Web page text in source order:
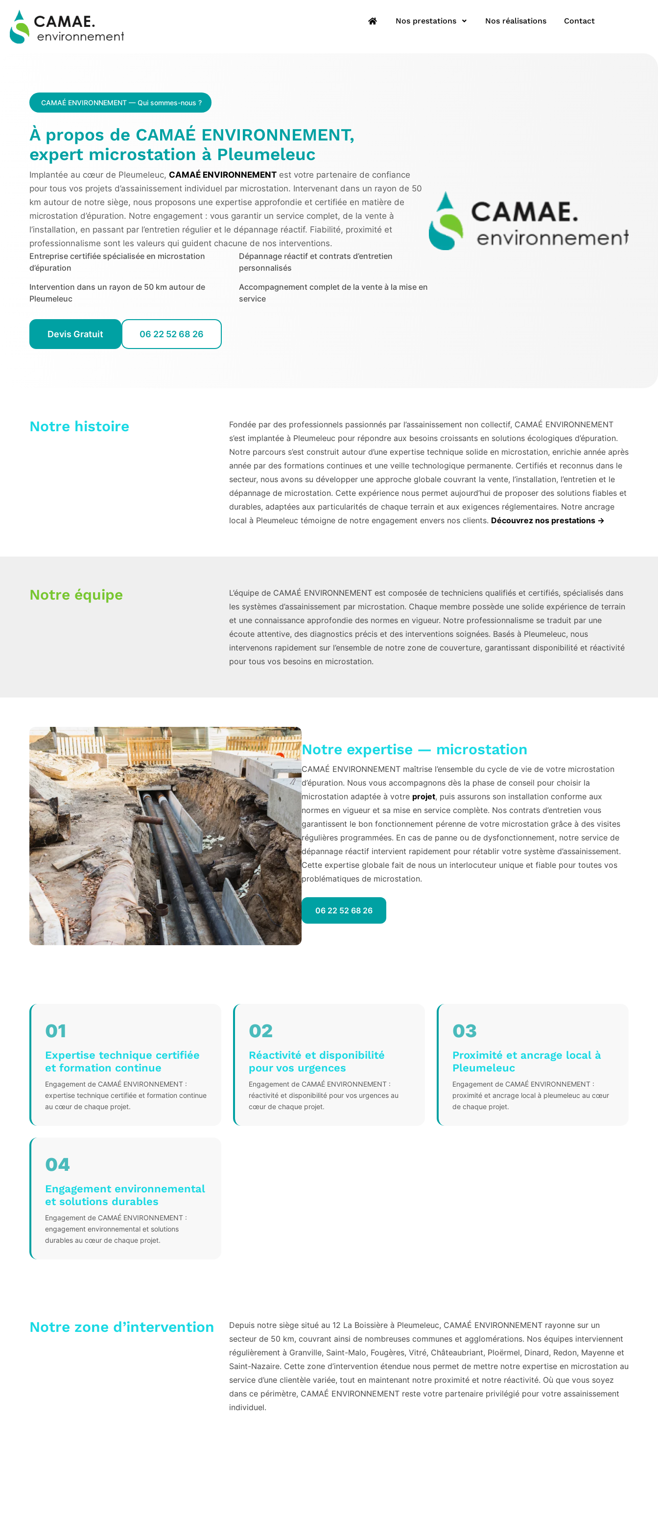
Nos prestations Nos réalisations Contact
CAMAÉ ENVIRONNEMENT — Qui sommes-nous ?
À propos de CAMAÉ ENVIRONNEMENT,
expert microstation à Pleumeleuc
Implantée au cœur de Pleumeleuc, CAMAÉ ENVIRONNEMENT est votre partenaire de confiance
pour tous vos projets d’assainissement individuel par microstation. Intervenant dans un rayon de 50
km autour de notre siège, nous proposons une expertise approfondie et certifiée en matière de
microstation d’épuration. Notre engagement : vous garantir un service complet, de la vente à
l’installation, en passant par l’entretien régulier et le dépannage réactif. Fiabilité, proximité et
professionnalisme sont les valeurs qui guident chacune de nos interventions.
Entreprise certifiée spécialisée en microstation
d’épuration
Dépannage réactif et contrats d’entretien
personnalisés
Intervention dans un rayon de 50 km autour de
Pleumeleuc
Accompagnement complet de la vente à la mise en
service
Devis Gratuit 06 22 52 68 26
Notre histoire
Fondée par des professionnels passionnés par l’assainissement non collectif, CAMAÉ ENVIRONNEMENT
s’est implantée à Pleumeleuc pour répondre aux besoins croissants en solutions écologiques d’épuration.
Notre parcours s’est construit autour d’une expertise technique solide en microstation, enrichie année après
année par des formations continues et une veille technologique permanente. Certifiés et reconnus dans le
secteur, nous avons su développer une approche globale couvrant la vente, l’installation, l’entretien et le
dépannage de microstation. Cette expérience nous permet aujourd’hui de proposer des solutions fiables et
durables, adaptées aux particularités de chaque terrain et aux exigences réglementaires. Notre ancrage
local à Pleumeleuc témoigne de notre engagement envers nos clients. Découvrez nos prestations →
Notre équipe
L’équipe de CAMAÉ ENVIRONNEMENT est composée de techniciens qualifiés et certifiés, spécialisés dans
les systèmes d’assainissement par microstation. Chaque membre possède une solide expérience de terrain
et une connaissance approfondie des normes en vigueur. Notre professionnalisme se traduit par une
écoute attentive, des diagnostics précis et des interventions soignées. Basés à Pleumeleuc, nous
intervenons rapidement sur l’ensemble de notre zone de couverture, garantissant disponibilité et réactivité
pour tous vos besoins en microstation.
Notre expertise — microstation
CAMAÉ ENVIRONNEMENT maîtrise l’ensemble du cycle de vie de votre microstation
d’épuration. Nous vous accompagnons dès la phase de conseil pour choisir la
microstation adaptée à votre projet, puis assurons son installation conforme aux
normes en vigueur et sa mise en service complète. Nos contrats d’entretien vous
garantissent le bon fonctionnement pérenne de votre microstation grâce à des visites
régulières programmées. En cas de panne ou de dysfonctionnement, notre service de
dépannage réactif intervient rapidement pour rétablir votre système d’assainissement.
Cette expertise globale fait de nous un interlocuteur unique et fiable pour toutes vos
problématiques de microstation.
06 22 52 68 26
01
Expertise technique certifiée
et formation continue
Engagement de CAMAÉ ENVIRONNEMENT :
expertise technique certifiée et formation continue
au cœur de chaque projet.
02
Réactivité et disponibilité
pour vos urgences
Engagement de CAMAÉ ENVIRONNEMENT :
réactivité et disponibilité pour vos urgences au
cœur de chaque projet.
03
Proximité et ancrage local à
Pleumeleuc
Engagement de CAMAÉ ENVIRONNEMENT :
proximité et ancrage local à pleumeleuc au cœur
de chaque projet.
04
Engagement environnemental
et solutions durables
Engagement de CAMAÉ ENVIRONNEMENT :
engagement environnemental et solutions
durables au cœur de chaque projet.
Notre zone d’intervention
Depuis notre siège situé au 12 La Boissière à Pleumeleuc, CAMAÉ ENVIRONNEMENT rayonne sur un
secteur de 50 km, couvrant ainsi de nombreuses communes et agglomérations. Nos équipes interviennent
régulièrement à Granville, Saint-Malo, Fougères, Vitré, Châteaubriant, Ploërmel, Dinard, Redon, Mayenne et
Saint-Nazaire. Cette zone d’intervention étendue nous permet de mettre notre expertise en microstation au
service d’une clientèle variée, tout en maintenant notre proximité et notre réactivité. Où que vous soyez
dans ce périmètre, CAMAÉ ENVIRONNEMENT reste votre partenaire privilégié pour votre assainissement
individuel.